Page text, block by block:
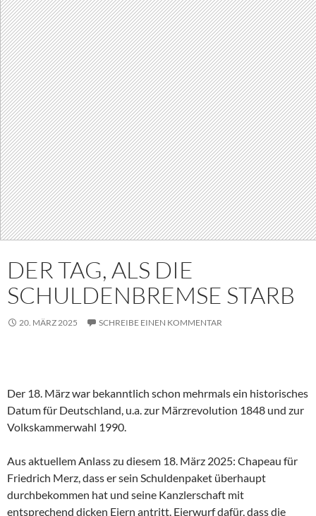
DER TAG, ALS DIE
SCHULDENBREMSE STARB
20. MÄRZ 2025 SCHREIBE EINEN KOMMENTAR
Der 18. März war bekanntlich schon mehrmals ein historisches
Datum für Deutschland, u.a. zur Märzrevolution 1848 und zur
Volkskammerwahl 1990.
Aus aktuellem Anlass zu diesem 18. März 2025: Chapeau für
Friedrich Merz, dass er sein Schuldenpaket überhaupt
durchbekommen hat und seine Kanzlerschaft mit
entsprechend dicken Eiern antritt. Eierwurf dafür, dass die